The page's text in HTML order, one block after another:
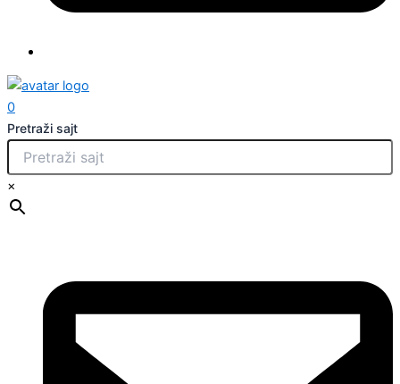
0
Pretraži sajt
×